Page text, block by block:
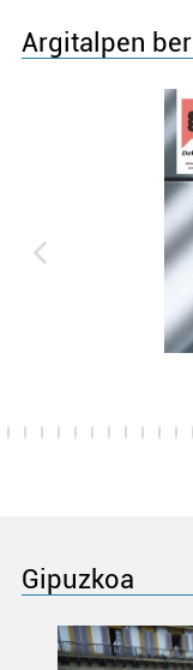
Argitalpen
Gipuzkoa